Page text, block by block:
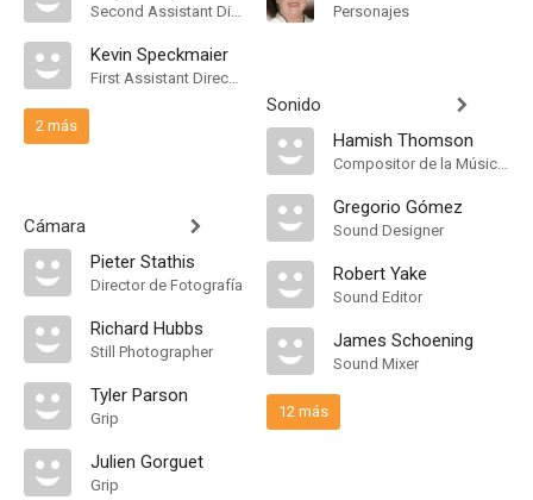
Second Assistant Director
Kevin Speckmaier
First Assistant Director
2 más
Cámara
Pieter Stathis
Director de Fotografía
Richard Hubbs
Still Photographer
Tyler Parson
Grip
Julien Gorguet
Grip
Personajes
Sonido
Hamish Thomson
Compositor de la Música Original
Gregorio Gómez
Sound Designer
Robert Yake
Sound Editor
James Schoening
Sound Mixer
12 más